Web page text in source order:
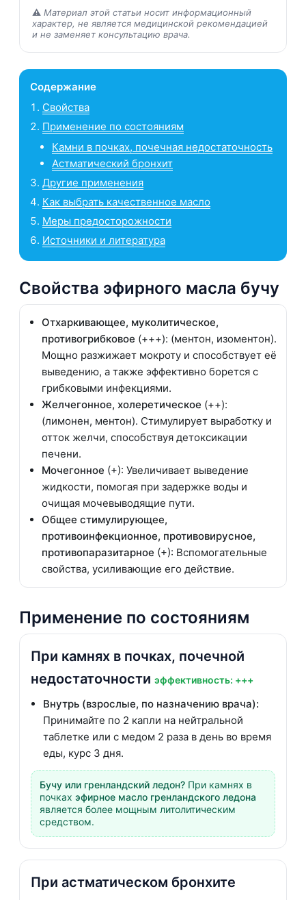
⚠️ Материал этой статьи носит информационный
характер, не является медицинской рекомендацией
и не заменяет консультацию врача.
Содержание
Свойства
Применение по состояниям
Камни в почках, почечная недостаточность
Астматический бронхит
Другие применения
Как выбрать качественное масло
Меры предосторожности
Источники и литература
Свойства эфирного масла бучу
Отхаркивающее, муколитическое,
противогрибковое (+++): (ментон, изоментон).
Мощно разжижает мокроту и способствует её
выведению, а также эффективно борется с
грибковыми инфекциями.
Желчегонное, холеретическое (++):
(лимонен, ментон). Стимулирует выработку и
отток желчи, способствуя детоксикации
печени.
Мочегонное (+): Увеличивает выведение
жидкости, помогая при задержке воды и
очищая мочевыводящие пути.
Общее стимулирующее,
противоинфекционное, противовирусное,
противопаразитарное (+): Вспомогательные
свойства, усиливающие его действие.
Применение по состояниям
При камнях в почках, почечной
недостаточности эффективность: +++
Внутрь (взрослые, по назначению врача):
Принимайте по 2 капли на нейтральной
таблетке или с медом 2 раза в день во время
еды, курс 3 дня.
Бучу или гренландский ледон? При камнях в
почках эфирное масло гренландского ледона
является более мощным литолитическим
средством.
При астматическом бронхите